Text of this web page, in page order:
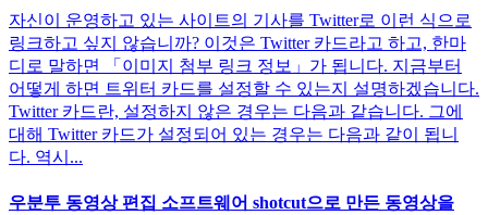
자신이 운영하고 있는 사이트의 기사를 Twitter로 이런 식으로
링크하고 싶지 않습니까? 이것은 Twitter 카드라고 하고, 한마
디로 말하면 「이미지 첨부 링크 정보」가 됩니다. 지금부터
어떻게 하면 트위터 카드를 설정할 수 있는지 설명하겠습니다.
Twitter 카드란, 설정하지 않은 경우는 다음과 같습니다. 그에
대해 Twitter 카드가 설정되어 있는 경우는 다음과 같이 됩니
다. 역시...
우분투 동영상 편집 소프트웨어 shotcut으로 만든 동영상을